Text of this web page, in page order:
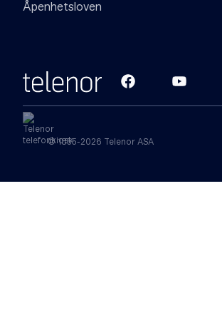
Åpenhetsloven
© 1855-2026 Telenor ASA